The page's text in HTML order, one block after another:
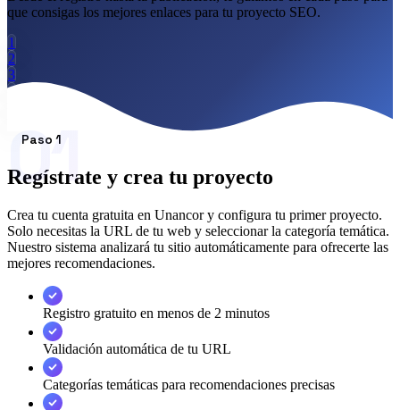
Cómo funciona Blog
Idioma
🇪🇸 ES
que consigas los mejores enlaces para tu proyecto SEO.
1
2
3
4
01
Paso 1
Regístrate y crea tu proyecto
Crea tu cuenta gratuita en Unancor y configura tu primer proyecto.
Solo necesitas la URL de tu web y seleccionar la categoría temática.
Nuestro sistema analizará tu sitio automáticamente para ofrecerte las
mejores recomendaciones.
Registro gratuito en menos de 2 minutos
Validación automática de tu URL
Categorías temáticas para recomendaciones precisas